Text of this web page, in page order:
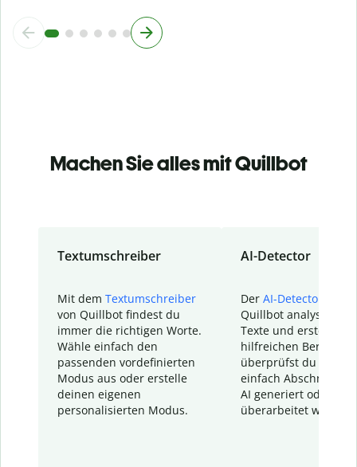
Machen Sie alles mit Quillbot
Textumschreiber
Mit dem Textumschreiber
von Quillbot findest du
immer die richtigen Worte.
Wähle einfach den
passenden vordefinierten
Modus aus oder erstelle
deinen eigenen
personalisierten Modus.
AI-Detector
Der AI-Detector
Quillbot analysiert
Texte und erstellt
hilfreichen Bericht.
überprüfst du
einfach Abschnitte,
AI generiert oder
überarbeitet wurden.